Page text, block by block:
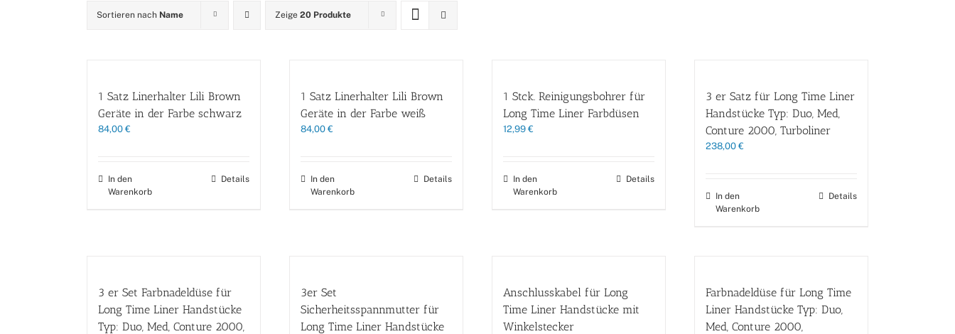
Sortieren nach Name Zeige 20 Produkte
1 Satz Linerhalter Lili Brown
Geräte in der Farbe schwarz
84,00 €
In den
Warenkorb
Details
1 Satz Linerhalter Lili Brown
Geräte in der Farbe weiß
84,00 €
In den
Warenkorb
Details
1 Stck. Reinigungsbohrer für
Long Time Liner Farbdüsen
12,99 €
In den
Warenkorb
Details
3 er Satz für Long Time Liner
Handstücke Typ: Duo, Med,
Conture 2000, Turboliner
238,00 €
In den
Warenkorb
Details
3 er Set Farbnadeldüse für
Long Time Liner Handstücke
Typ: Duo, Med, Conture 2000,
3er Set
Sicherheitsspannmutter für
Long Time Liner Handstücke
Anschlusskabel für Long
Time Liner Handstücke mit
Winkelstecker
Farbnadeldüse für Long Time
Liner Handstücke Typ: Duo,
Med, Conture 2000,